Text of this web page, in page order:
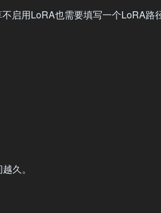
启用LoRA也需要填写一个LoRA路
久。